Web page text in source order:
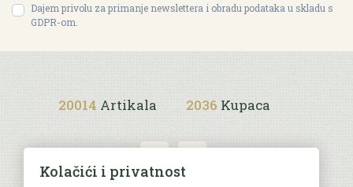
Dajem privolu za primanje newslettera i obradu podataka u skladu s
GDPR-om.
20014 Artikala 2036 Kupaca
Kolačići i privatnost